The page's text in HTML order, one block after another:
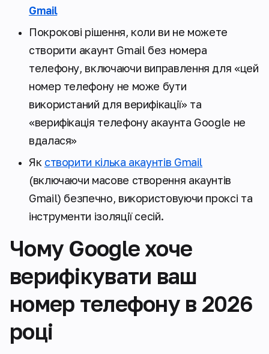
Gmail
Покрокові рішення, коли ви не можете
створити акаунт Gmail без номера
телефону, включаючи виправлення для «цей
номер телефону не може бути
використаний для верифікації» та
«верифікація телефону акаунта Google не
вдалася»
Як створити кілька акаунтів Gmail
(включаючи масове створення акаунтів
Gmail) безпечно, використовуючи проксі та
інструменти ізоляції сесій.
Чому Google хоче
верифікувати ваш
номер телефону в 2026
році